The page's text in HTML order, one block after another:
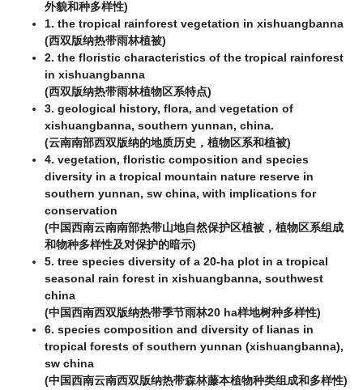
外貌和种多样性)
1. the tropical rainforest vegetation in xishuangbanna
(西双版纳热带雨林植被)
2. the floristic characteristics of the tropical rainforest
in xishuangbanna
(西双版纳热带雨林植物区系特点)
3. geological history, flora, and vegetation of
xishuangbanna, southern yunnan, china.
(云南南部西双版纳的地质历史，植物区系和植被)
4. vegetation, floristic composition and species
diversity in a tropical mountain nature reserve in
southern yunnan, sw china, with implications for
conservation
(中国西南云南南部热带山地自然保护区植被，植物区系组成
和物种多样性及对保护的暗示)
5. tree species diversity of a 20-ha plot in a tropical
seasonal rain forest in xishuangbanna, southwest
china
(中国西南西双版纳热带季节雨林20 ha样地树种多样性)
6. species composition and diversity of lianas in
tropical forests of southern yunnan (xishuangbanna),
sw china
(中国西南云南西双版纳热带森林藤本植物种类组成和多样性)